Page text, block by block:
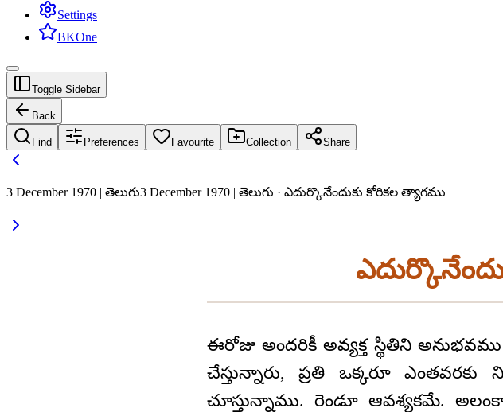
Settings
BKOne
Toggle Sidebar
Back
Find Preferences Favourite Collection Share
3 December 1970 | తెలుగు3 December 1970 | తెలుగు · ఎదుర్కొనేందుకు కోరికల త్యాగము
ఈరోజు అందరికీ అవ్యక్త స్థితిని
చేస్తున్నారు, ప్రతి ఒక్కరూ
చూస్తున్నాము. రెండూ ఆవశ్యకమే.